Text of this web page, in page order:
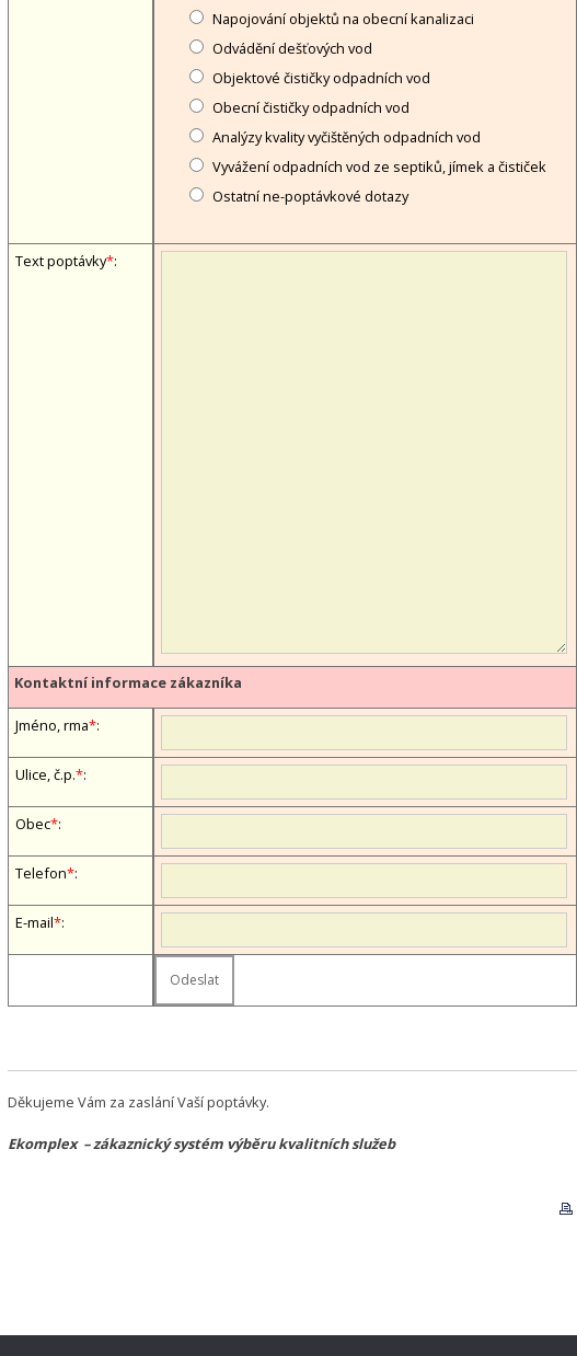
Napojování objektů na obecní kanalizaci
Odvádění dešťových vod
Objektové čističky odpadních vod
Obecní čističky odpadních vod
Analýzy kvality vyčištěných odpadních vod
Vyvážení odpadních vod ze septiků, jímek a čističek
Ostatní ne-poptávkové dotazy
Text poptávky*:
Kontaktní informace zákazníka
Jméno, firma*:
Ulice, č.p.*:
Obec*:
Telefon*:
E-mail*:
Děkujeme Vám za zaslání Vaší poptávky.
Ekomplex – zákaznický systém výběru kvalitních služeb